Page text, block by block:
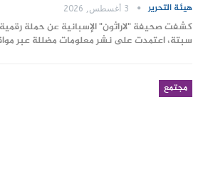
هيئة التحرير 3 أغسطس, 2026
كشفت صحيفة "لاراثون" الإسبانية عن حملة
سبتة، اعتمدت على نشر معلومات مضللة عبر
مجتمع